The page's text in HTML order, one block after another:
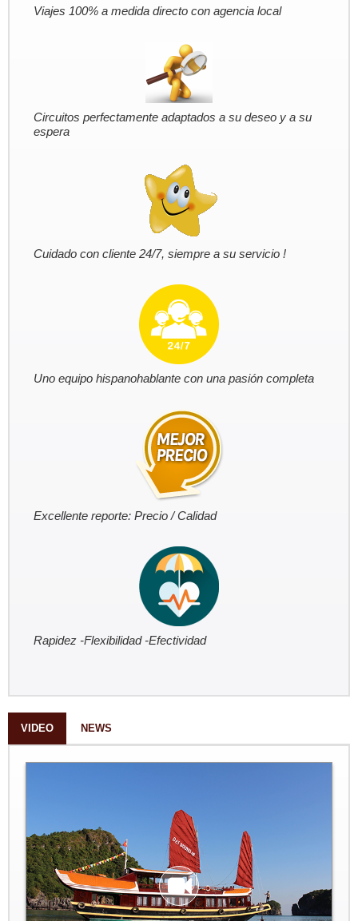
Viajes 100% a medida directo con agencia local
Circuitos perfectamente adaptados a su deseo y a su
espera
Cuidado con cliente 24/7, siempre a su servicio !
Uno equipo hispanohablante con una pasión completa
Excellente reporte: Precio / Calidad
Rapidez -Flexibilidad -Efectividad
VIDEO NEWS